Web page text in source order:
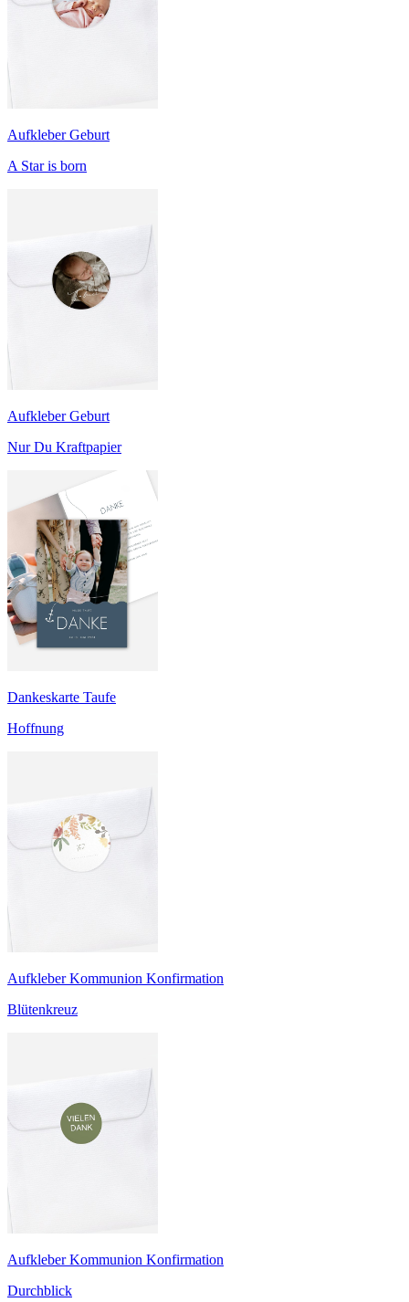
Aufkleber Geburt
A Star is born
Aufkleber Geburt
Nur Du Kraftpapier
Dankeskarte Taufe
Hoffnung
Aufkleber Kommunion Konfirmation
Blütenkreuz
Aufkleber Kommunion Konfirmation
Durchblick